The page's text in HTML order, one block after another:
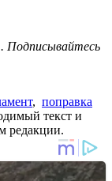
Подписывайтесь
, поправка
текст и
редакции.